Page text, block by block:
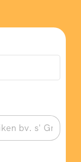
8
1
7
6
9
7